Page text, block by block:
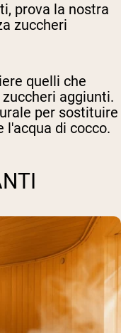
prova la nostra
zuccheri
quelli che
aggiunti.
per sostituire
l'acqua di cocco.